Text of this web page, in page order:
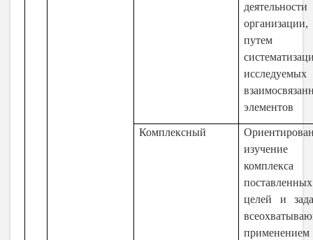
деятельности
организации,
путем
исследуемых
элементов
Комплексный
изучение
комплекса
поставленных
целей и
применением